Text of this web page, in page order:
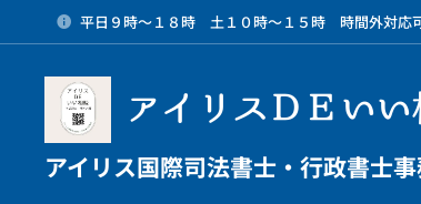
平日９時～１８時 土１０時～１５時 時間外対応
アイリスＤＥいい
アイリス国際司法書士・行政書士